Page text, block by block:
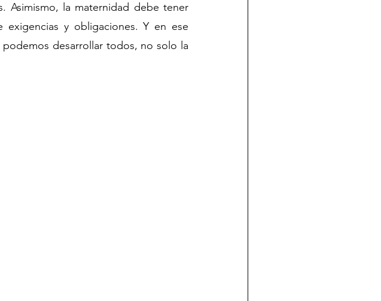
Asimismo, la maternidad debe tener
y obligaciones. Y en ese
desarrollar todos, no solo la